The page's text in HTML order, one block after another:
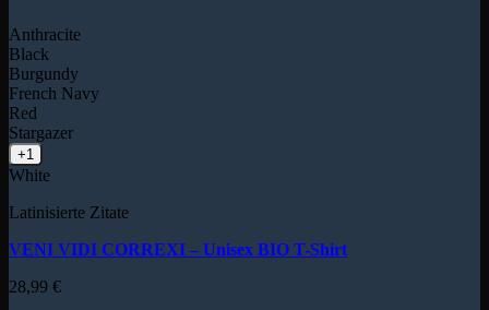
Anthracite
Black
Burgundy
French Navy
Red
Stargazer
+1
White
Latinisierte Zitate
VENI VIDI CORREXI – Unisex BIO T-Shirt
28,99 €